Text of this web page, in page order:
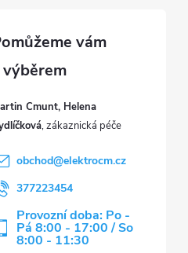
Cmunt, Helena
obchod@elektrocm.cz
377223454
Provozní doba: Po -
Pá 8:00 - 17:00 / So
8:00 - 11:30